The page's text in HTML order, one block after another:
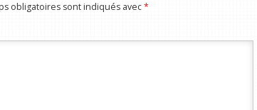
obligatoires sont indiqués avec*